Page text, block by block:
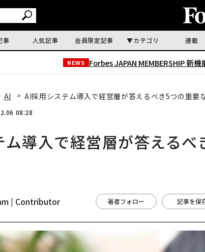
事 人気記事 会員限定記事 カテゴリ 連載
NEWS Forbes JAPAN MEMBERSHIP 新機
AI AI採用システム導入で経営層が答えるべき5つの重要
08:28
導入で経営層が答えるべ
| Contributor 著者フォロー 記事を保